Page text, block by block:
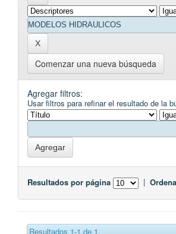
Comenzar una nueva búsqueda
Agregar filtros:
Usar filtros para refinar el resultado de la
Resultados por página |
Resultados 1-1 de 1.